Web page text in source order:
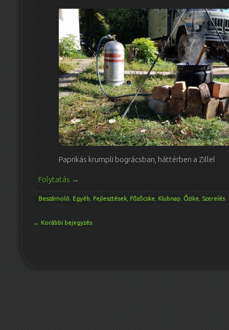
Paprikás krumpli bográcsban, háttérben a Zillel
Folytatás →
Beszámoló Egyéb Fejlesztések Főzőcske Klubnap Őzike Szerelés
Bejegyzés navigáció
← Korábbi bejegyzés